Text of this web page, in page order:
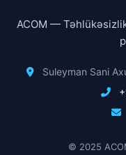
ACOM —
Suleyman Sani
© 2025